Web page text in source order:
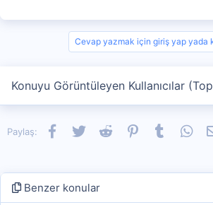
Cevap yazmak için giriş yap yada
Konuyu Görüntüleyen Kullanıcılar
Paylaş: Facebook
TwitterReddit PinterestTumblr
Benzer konular